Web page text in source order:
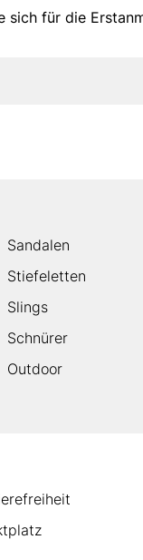
sich für die
Sandalen
Stiefeletten
Slings
Schnürer
Outdoor